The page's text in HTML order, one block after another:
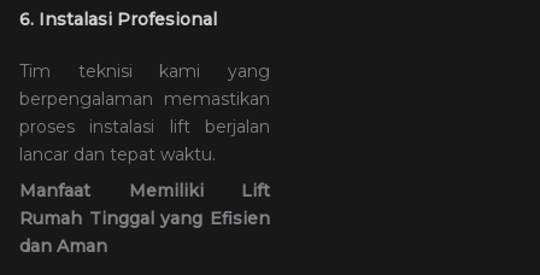
6. Instalasi Profesional
Tim teknisi kami yang
berpengalaman memastikan
proses instalasi lift berjalan
lancar dan tepat waktu.
Manfaat Memiliki Lift
Rumah Tinggal yang Efisien
dan Aman